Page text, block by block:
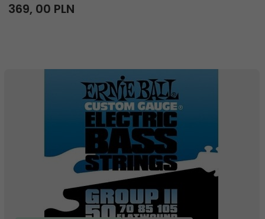
369, 00 PLN